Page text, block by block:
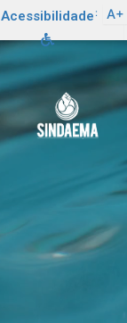
Acessibilidade : A+